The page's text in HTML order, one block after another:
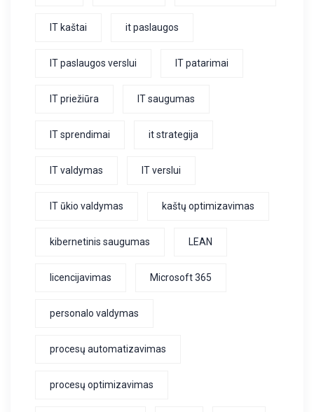
IT kaštai it paslaugos
IT paslaugos verslui IT patarimai
IT priežiūra IT saugumas
IT sprendimai it strategija
IT valdymas IT verslui
IT ūkio valdymas kaštų optimizavimas
kibernetinis saugumas LEAN
licencijavimas Microsoft 365
personalo valdymas
procesų automatizavimas
procesų optimizavimas